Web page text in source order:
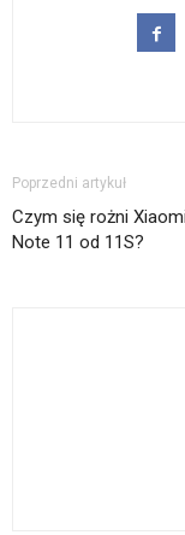
Poprzedni artykuł
Czym się rożni
Note 11 od 11S?